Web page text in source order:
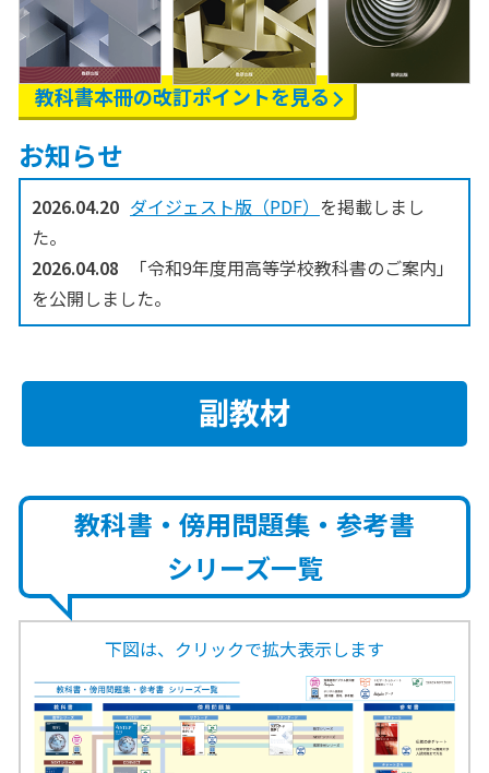
教科書本冊の改訂ポイントを見る
お知らせ
2026.04.20 ダイジェスト版（PDF） を掲載しまし
た。
2026.04.08
「令和9年度用高等学校教科書のご案内」
を公開しました。
副教材
教科書・傍用問題集・参考書
シリーズ一覧
下図は、クリックで拡大表示します